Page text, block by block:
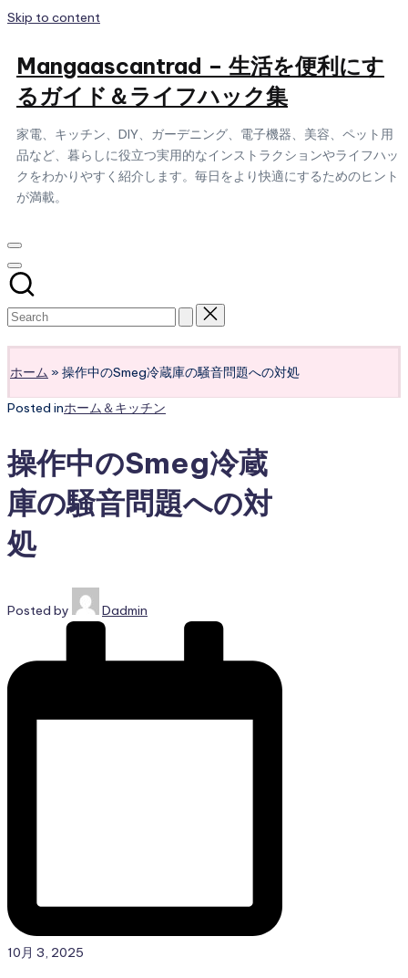
Skip to content
Mangaascantrad – 生活を便利にす
るガイド＆ライフハック集
家電、キッチン、DIY、ガーデニング、電子機器、美容、ペット用
品など、暮らしに役立つ実用的なインストラクションやライフハッ
クをわかりやすく紹介します。毎日をより快適にするためのヒント
が満載。
ホーム » 操作中のSmeg冷蔵庫の騒音問題への対処
Posted inホーム＆キッチン
操作中のSmeg冷蔵
庫の騒音問題への対
処
Posted by Dadmin
10月 3, 2025